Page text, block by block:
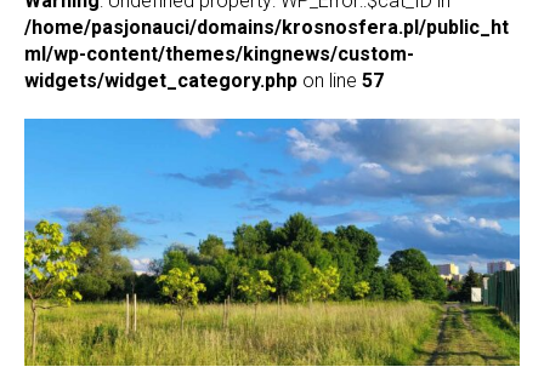
/home/pasjonauci/domains/krosnosfera.pl/public_ht
ml/wp-content/themes/kingnews/custom-
widgets/widget_category.php on line 57